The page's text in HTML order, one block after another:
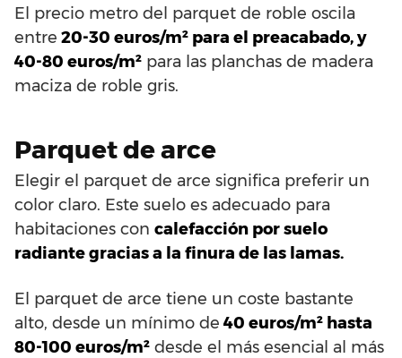
El precio metro del parquet de roble oscila
entre 20-30 euros/m² para el preacabado, y
40-80 euros/m² para las planchas de madera
maciza de roble gris.
Parquet de arce
Elegir el parquet de arce significa preferir un
color claro. Este suelo es adecuado para
habitaciones con calefacción por suelo
radiante gracias a la finura de las lamas.
El parquet de arce tiene un coste bastante
alto, desde un mínimo de 40 euros/m² hasta
80-100 euros/m² desde el más esencial al más